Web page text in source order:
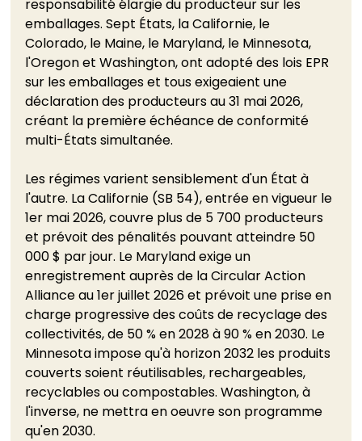
responsabilité élargie du producteur sur les
emballages. Sept États, la Californie, le
Colorado, le Maine, le Maryland, le Minnesota,
l'Oregon et Washington, ont adopté des lois EPR
sur les emballages et tous exigeaient une
déclaration des producteurs au 31 mai 2026,
créant la première échéance de conformité
multi-États simultanée.
Les régimes varient sensiblement d'un État à
l'autre. La Californie (SB 54), entrée en vigueur le
1er mai 2026, couvre plus de 5 700 producteurs
et prévoit des pénalités pouvant atteindre 50
000 $ par jour. Le Maryland exige un
enregistrement auprès de la Circular Action
Alliance au 1er juillet 2026 et prévoit une prise en
charge progressive des coûts de recyclage des
collectivités, de 50 % en 2028 à 90 % en 2030. Le
Minnesota impose qu'à horizon 2032 les produits
couverts soient réutilisables, rechargeables,
recyclables ou compostables. Washington, à
l'inverse, ne mettra en oeuvre son programme
qu'en 2030.